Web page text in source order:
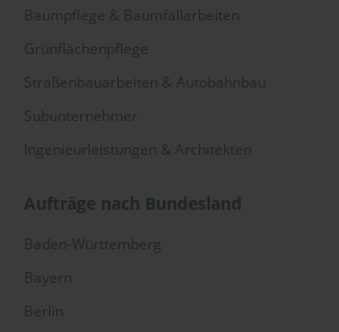
Baumpflege & Baumfällarbeiten
Grünflächenpflege
Straßenbauarbeiten & Autobahnbau
Subunternehmer
Ingenieurleistungen & Architekten
Aufträge nach Bundesland
Baden-Württemberg
Bayern
Berlin